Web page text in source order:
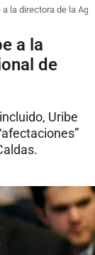
la directora de la
a la
de
Uribe